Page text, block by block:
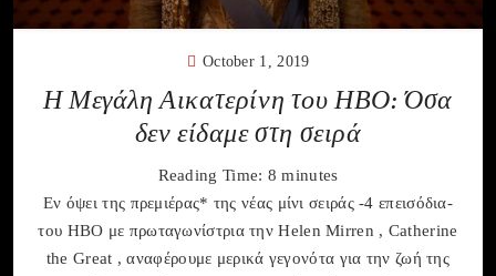
October 1, 2019
Η Μεγάλη Αικατερίνη του ΗΒΟ: Όσα
δεν είδαμε στη σειρά
Reading Time: 8 minutes
Εν όψει της πρεμιέρας* της νέας μίνι σειράς -4 επεισόδια-
του ΗΒΟ με πρωταγωνίστρια την Helen Mirren , Catherine
the Great , αναφέρουμε μερικά γεγονότα για την ζωή της